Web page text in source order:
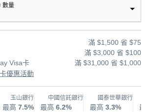
數量
滿 $1,500 省 $75
滿 $3,000 省 $100
Visa卡
滿 $31,000 省 $1,000
優惠活動
玉山銀行
最高 7.5%
中國信託銀行
最高 6.2%
國泰世華銀行
最高 3.3% 最